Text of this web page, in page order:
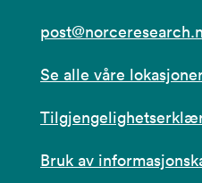
Se alle våre
Bruk av